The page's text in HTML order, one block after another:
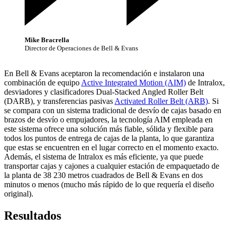
Mike Bracrella
Director de Operaciones de Bell & Evans
En Bell & Evans aceptaron la recomendación e instalaron una
combinación de equipo Active Integrated Motion (AIM) de Intralox,
desviadores y clasificadores Dual-Stacked Angled Roller Belt
(DARB), y transferencias pasivas Activated Roller Belt (ARB). Si
se compara con un sistema tradicional de desvío de cajas basado en
brazos de desvío o empujadores, la tecnología AIM empleada en
este sistema ofrece una solución más fiable, sólida y flexible para
todos los puntos de entrega de cajas de la planta, lo que garantiza
que estas se encuentren en el lugar correcto en el momento exacto.
Además, el sistema de Intralox es más eficiente, ya que puede
transportar cajas y cajones a cualquier estación de empaquetado de
la planta de 38 230 metros cuadrados de Bell & Evans en dos
minutos o menos (mucho más rápido de lo que requería el diseño
original).
Resultados